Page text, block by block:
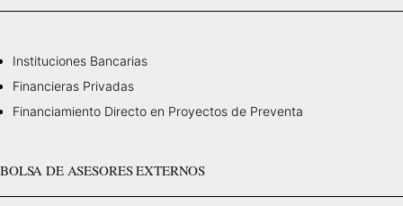
Instituciones Bancarias
Financieras Privadas
Financiamiento Directo en Proyectos de Preventa
BOLSA DE ASESORES EXTERNOS